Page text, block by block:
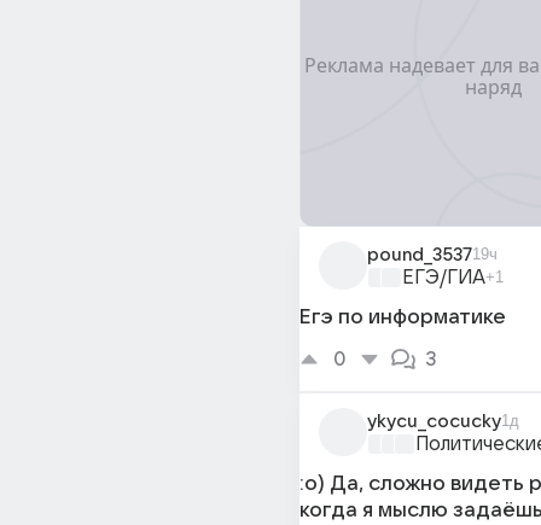
pound_353719ч
ЕГЭ/ГИА+1
Егэ по информатике
0
3
ykycu_cocucky1д
:о) Да, сложно видеть
когда я мыслю